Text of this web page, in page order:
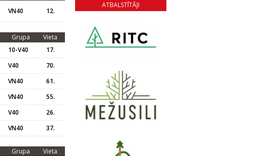
VN40 12.
Grupa
Vieta
10-V40
17.
V40
70.
VN40
61.
VN40
55.
V40
26.
VN40 37.
Grupa
Vieta
ATBALSTĪTĀJI